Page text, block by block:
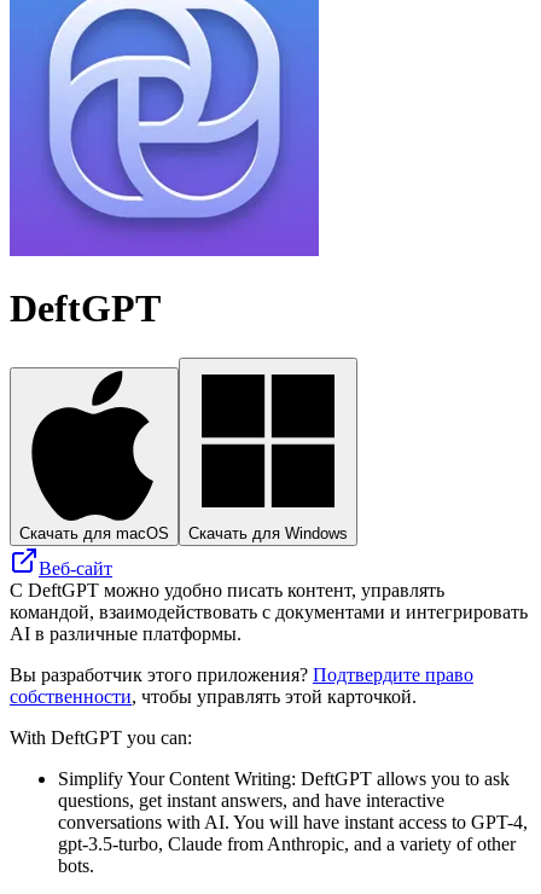
DeftGPT
Скачать для macOS Скачать для Windows
Веб-сайт
С DeftGPT можно удобно писать контент, управлять
командой, взаимодействовать с документами и интегрировать
AI в различные платформы.
Вы разработчик этого приложения? Подтвердите право
собственности, чтобы управлять этой карточкой.
With DeftGPT you can:
Simplify Your Content Writing: DeftGPT allows you to ask
questions, get instant answers, and have interactive
conversations with AI. You will have instant access to GPT-4,
gpt-3.5-turbo, Claude from Anthropic, and a variety of other
bots.